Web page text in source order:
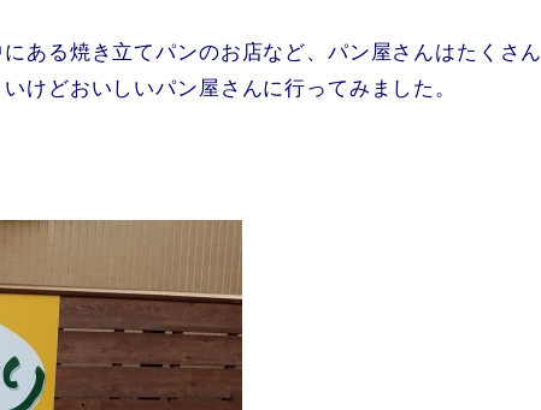
ある焼き立てパンのお店など、パン屋さんはたくさん
けどおいしいパン屋さんに行ってみました。